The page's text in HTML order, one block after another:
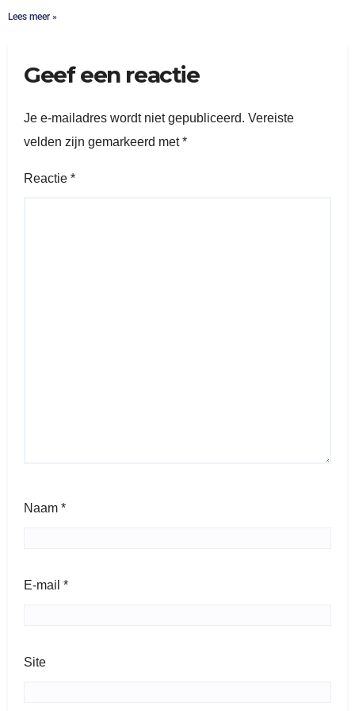
Lees meer »
Geef een reactie
Je e-mailadres wordt niet gepubliceerd. Vereiste
velden zijn gemarkeerd met*
Reactie *
Naam *
E-mail *
Site